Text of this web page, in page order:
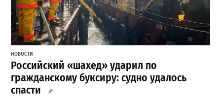
НОВОСТИ
Российский «шахед» ударил по
гражданскому буксиру: судно удалось
спасти